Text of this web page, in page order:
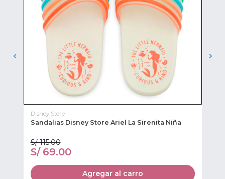
Disney Store
Sandalias Disney Store Ariel La Sirenita Niña
S/ 115.00
S/ 69.00
Agregar al carro